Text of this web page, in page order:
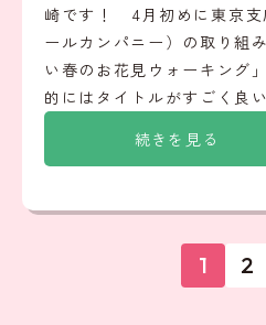
続きを見る
崎です！ 4月初めに東京支
ールカンパニー）の取り組
い春のお花見ウォーキング
的にはタイトルがすごく良
1 2